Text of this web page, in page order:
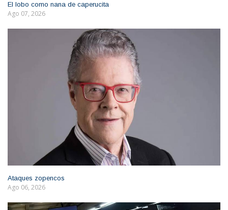
El lobo como nana de caperucita
Ago 07, 2026
Ataques zopencos
Ago 06, 2026